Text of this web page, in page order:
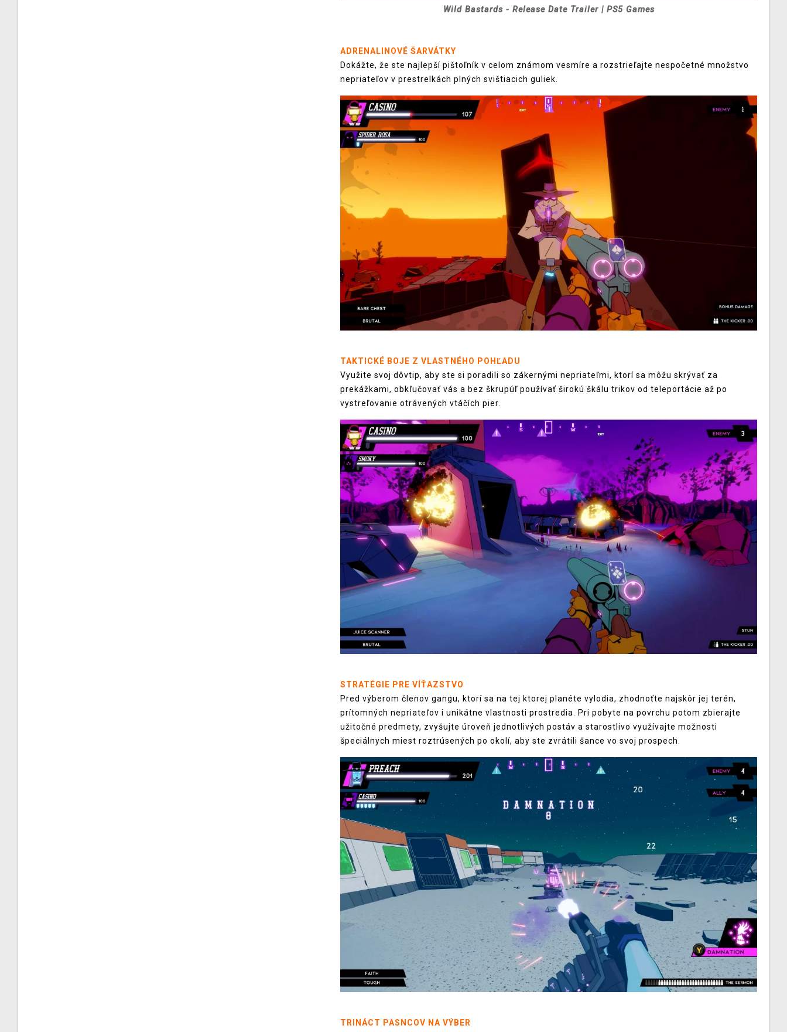
Wild Bastards - Release Date Trailer | PS5 Games
ADRENALINOVÉ ŠARVÁTKY
Dokážte, že ste najlepší pištoľník v celom známom vesmíre a rozstrieľajte nespočetné množstvo
nepriateľov v prestrelkách plných svištiacich guliek.
TAKTICKÉ BOJE Z VLASTNÉHO POHĽADU
Využite svoj dôvtip, aby ste si poradili so zákernými nepriateľmi, ktorí sa môžu skrývať za
prekážkami, obkľučovať vás a bez škrupúľ používať širokú škálu trikov od teleportácie až po
vystreľovanie otrávených vtáčích pier.
STRATÉGIE PRE VÍŤAZSTVO
Pred výberom členov gangu, ktorí sa na tej ktorej planéte vylodia, zhodnoťte najskôr jej terén,
prítomných nepriateľov i unikátne vlastnosti prostredia. Pri pobyte na povrchu potom zbierajte
užitočné predmety, zvyšujte úroveň jednotlivých postáv a starostlivo využívajte možnosti
špeciálnych miest roztrúsených po okolí, aby ste zvrátili šance vo svoj prospech.
TRINÁCT PASNCOV NA VÝBE R